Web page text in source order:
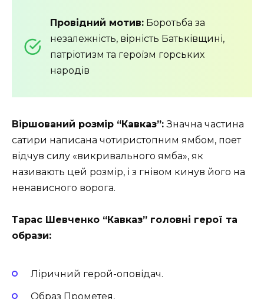
Провідний мотив: Боротьба за
незалежність, вірність Батьківщині,
патріотизм та героїзм горських
народів
Віршований розмір “Кавказ”:Значна частина
сатири написана чотиристопним ямбом, поет
відчув силу «викривального ямба», як
називають цей розмір, і з гнівом кинув його на
ненависного ворога.
Тарас Шевченко “Кавказ” головні герої та
образи:
Ліричний герой-оповідач.
Образ Прометея,